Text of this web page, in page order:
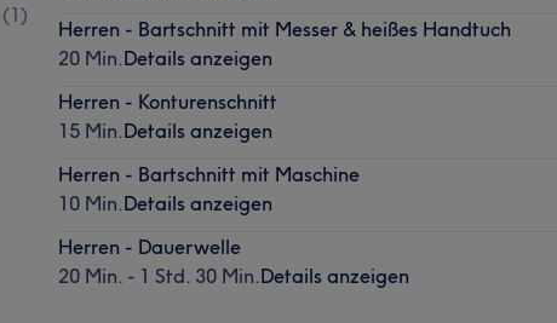
(1)
Herren - Bartschnitt mit Messer & heißes Handtuch
20 Min.Details anzeigen
Herren - Konturenschnitt
15 Min.Details anzeigen
Herren - Bartschnitt mit Maschine
10 Min.Details anzeigen
Herren - Dauerwelle
20 Min. - 1 Std. 30 Min.Details anzeigen